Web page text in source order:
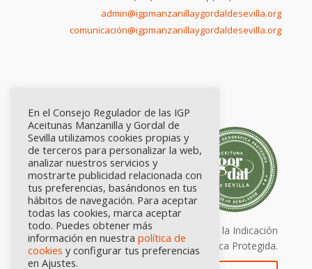
admin@igpmanzanillaygordaldesevilla.org
comunicación@igpmanzanillaygordaldesevilla.org
Calidad certificada por Origen. Sellos de la Indicación
Geográfica Protegida.
En el Consejo Regulador de las IGP
Aceitunas Manzanilla y Gordal de
Sevilla utilizamos cookies propias y
de terceros para personalizar la web,
analizar nuestros servicios y
mostrarte publicidad relacionada con
tus preferencias, basándonos en tus
hábitos de navegación. Para aceptar
todas las cookies, marca aceptar
todo. Puedes obtener más
información en nuestra política de
cookies y configurar tus preferencias
en Ajustes.